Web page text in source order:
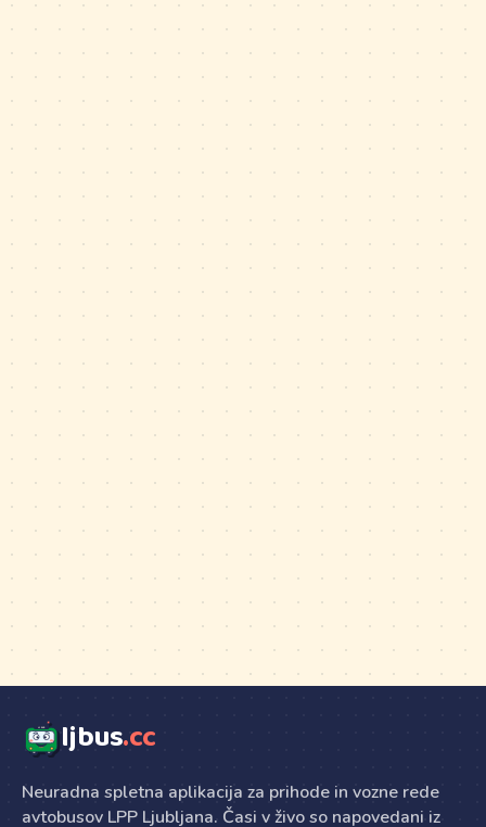
ljbus.cc
Neuradna spletna aplikacija za prihode in vozne rede
avtobusov LPP Ljubljana. Časi v živo so napovedani iz